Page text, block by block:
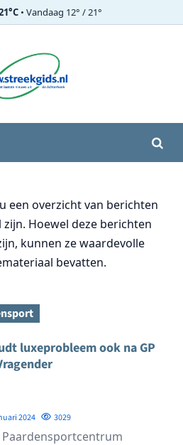
• Vandaag 12° / 21°
een overzicht van berichten
Hoewel deze berichten
kunnen ze waardevolle
bevatten.
luxeprobleem ook na GP
2024 3029
Paardensportcentrum